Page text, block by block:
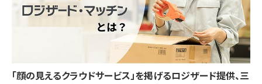
「顔の見えるクラウドサービス」を掲げるロジザード提供、三